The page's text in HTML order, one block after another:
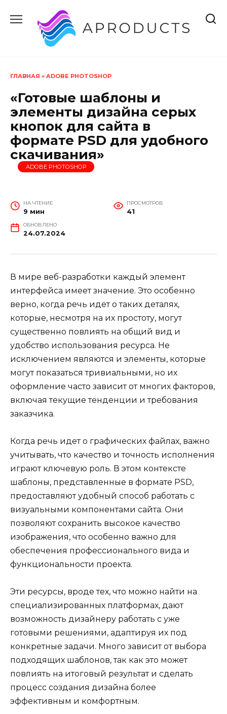
содержанию
ГЛАВНАЯ » ADOBE PHOTOSHOP
«Готовые шаблоны и
элементы дизайна серых
кнопок для сайта в
формате PSD для удобного
скачивания»
ADOBE PHOTOSHOP
НА ЧТЕНИЕ
9 мин
ПРОСМОТРОВ
41
ОБНОВЛЕНО
24.07.2024
В мире веб-разработки каждый элемент
интерфейса имеет значение. Это особенно
верно, когда речь идет о таких деталях,
которые, несмотря на их простоту, могут
существенно повлиять на общий вид и
удобство использования ресурса. Не
исключением являются и элементы, которые
могут показаться тривиальными, но их
оформление часто зависит от многих факторов,
включая текущие тенденции и требования
заказчика.
Когда речь идет о графических файлах, важно
учитывать, что качество и точность исполнения
играют ключевую роль. В этом контексте
шаблоны, представленные в формате PSD,
предоставляют удобный способ работать с
визуальными компонентами сайта. Они
позволяют сохранить высокое качество
изображения, что особенно важно для
обеспечения профессионального вида и
функциональности проекта.
Эти ресурсы, вроде тех, что можно найти на
специализированных платформах, дают
возможность дизайнеру работать с уже
готовыми решениями, адаптируя их под
конкретные задачи. Много зависит от выбора
подходящих шаблонов, так как это может
повлиять на итоговый результат и сделать
процесс создания дизайна более
эффективным и комфортным.